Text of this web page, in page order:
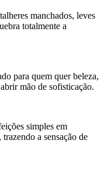
manchados, leves
totalmente a
para quem quer beleza,
mão de sofisticação.
simples em
a sensação de